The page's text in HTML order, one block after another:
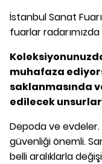
İstanbul Sanat
fuarlar radarımızda
muhafaza
saklanmasında
edilecek
Depoda ve evdeler.
güvenliği önemli.
belli aralıklarla